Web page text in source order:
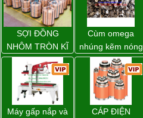
SỢI ĐỒNG
NHÔM TRÒN KĨ
THUẬT ĐIỆN
Cùm omega
nhúng kẽm nóng
Máy gấp nắp và
CÁP ĐIỆN